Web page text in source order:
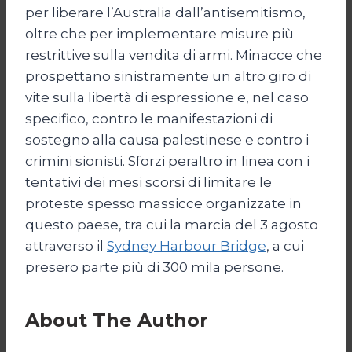
per liberare l’Australia dall’antisemitismo,
oltre che per implementare misure più
restrittive sulla vendita di armi. Minacce che
prospettano sinistramente un altro giro di
vite sulla libertà di espressione e, nel caso
specifico, contro le manifestazioni di
sostegno alla causa palestinese e contro i
crimini sionisti. Sforzi peraltro in linea con i
tentativi dei mesi scorsi di limitare le
proteste spesso massicce organizzate in
questo paese, tra cui la marcia del 3 agosto
attraverso il Sydney Harbour Bridge, a cui
presero parte più di 300 mila persone.
About The Author